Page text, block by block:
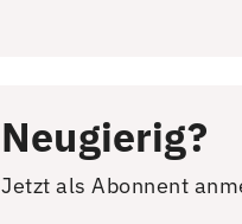
Neugierig?
Jetzt als Abonnent